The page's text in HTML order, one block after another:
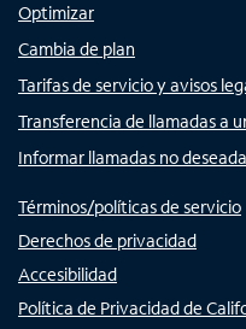
Optimizar
Cambia de plan
Tarifas de servicio y avisos
Transferencia de llamadas a
Informar llamadas no
Términos/políticas de servicio
Derechos de privacidad
Accesibilidad
Política de Privacidad de